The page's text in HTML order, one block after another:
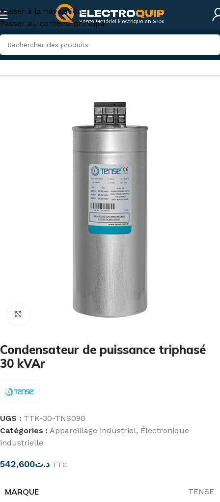
Passer à la navigation
Passer au contenu principal
Accueil/Électricité industrielle/Appareillage industriel
Cliquez pour agrandir
Condensateur de puissance triphasé
30 kVAr
UGS : TTK-30-TNS090
Catégories : Appareillage industriel, Électronique
industrielle
د.ت542,600 TTC
MARQUE TENSE